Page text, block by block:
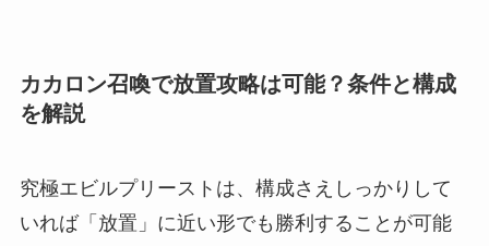
カカロン召喚で放置攻略は可能？条件と構成
を解説
究極エビルプリーストは、構成さえしっかりして
いれば「放置」に近い形でも勝利することが可能